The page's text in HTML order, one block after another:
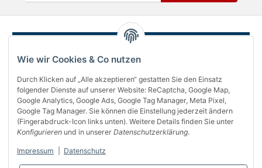
Wie wir Cookies & Co nutzen
Durch Klicken auf „Alle akzeptieren“ gestatten Sie den Einsatz
folgender Dienste auf unserer Website: ReCaptcha, Google Map,
Google Analytics, Google Ads, Google Tag Manager, Meta Pixel,
Google Tag Manager. Sie können die Einstellung jederzeit ändern
(Fingerabdruck-Icon links unten). Weitere Details finden Sie unter
Konfigurieren und in unserer Datenschutzerklärung.
Impressum Datenschutz
Über uns
Informationen